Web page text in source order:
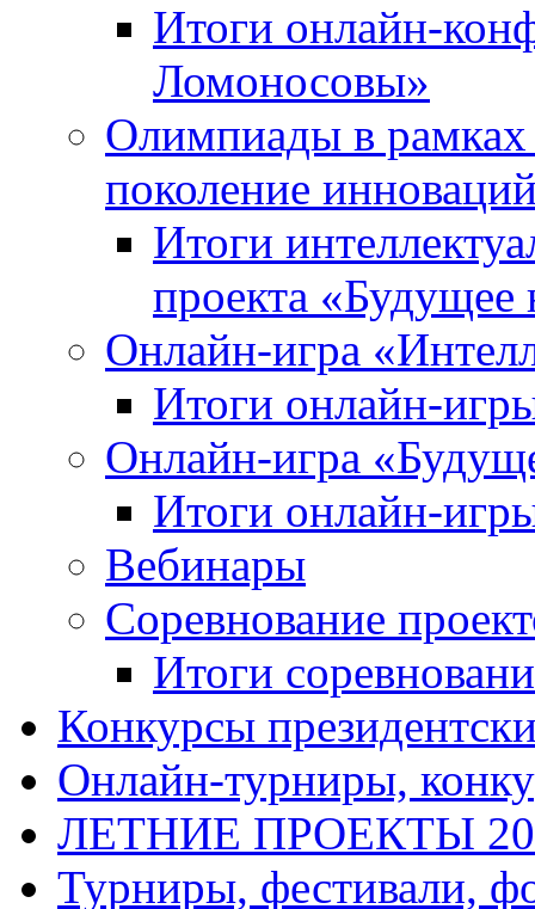
Итоги онлайн-
Ломоносовы»
Олимпиады в рамках
поколение
Итоги
проекта «Будущее
Онлайн-игра
Итоги онлайн-
Онлайн-игра
Итоги онлайн-
Вебинары
Соревнование
Итоги
Конкурсы
Онлайн-турниры,
ЛЕТНИЕ ПРОЕКТЫ
Турниры, фестивали,